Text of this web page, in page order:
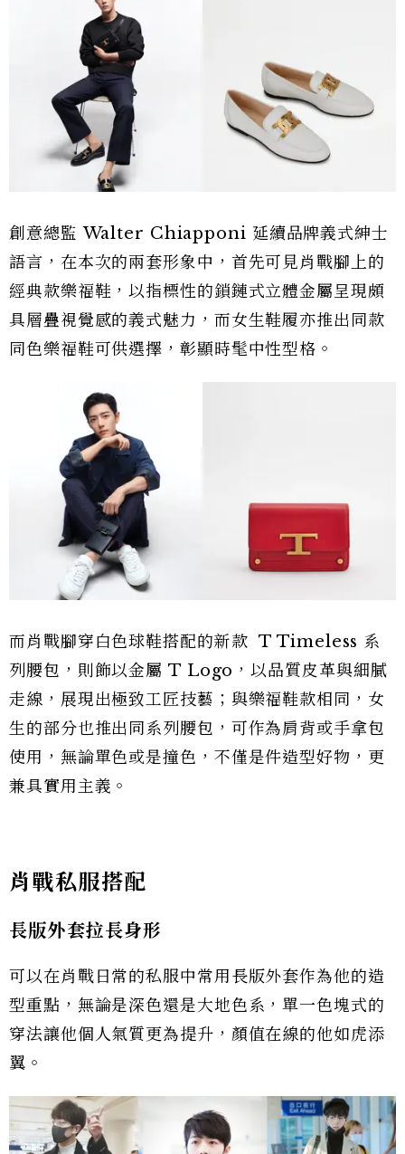
創意總監 Walter Chiapponi 延續品牌義式紳士
語言，在本次的兩套形象中，首先可見肖戰腳上的
經典款樂福鞋，以指標性的鎖鏈式立體金屬呈現頗
具層疊視覺感的義式魅力，而女生鞋履亦推出同款
同色樂福鞋可供選擇，彰顯時髦中性型格。
而肖戰腳穿白色球鞋搭配的新款 T Timeless 系
列腰包，則飾以金屬 T Logo，以品質皮革與細膩
走線，展現出極致工匠技藝；與樂福鞋款相同，女
生的部分也推出同系列腰包，可作為肩背或手拿包
使用，無論單色或是撞色，不僅是件造型好物，更
兼具實用主義。
肖戰私服搭配
長版外套拉長身形
可以在肖戰日常的私服中常用長版外套作為他的造
型重點，無論是深色還是大地色系，單一色塊式的
穿法讓他個人氣質更為提升，顏值在線的他如虎添
翼。